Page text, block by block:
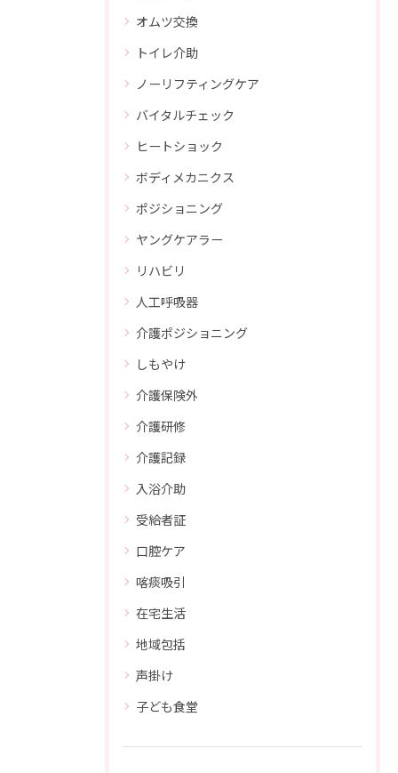
オムツ交換
トイレ介助
ノーリフティングケア
バイタルチェック
ヒートショック
ボディメカニクス
ポジショニング
ヤングケアラー
リハビリ
人工呼吸器
介護ポジショニング
しもやけ
介護保険外
介護研修
介護記録
入浴介助
受給者証
口腔ケア
喀痰吸引
在宅生活
地域包括
声掛け
子ども食堂